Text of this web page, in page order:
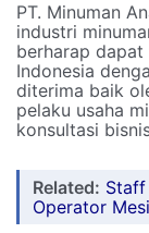
PT. Minuman
industri
berharap
Indonesia
diterima baik
pelaku usaha
konsultasi
Related: Staff
Operator